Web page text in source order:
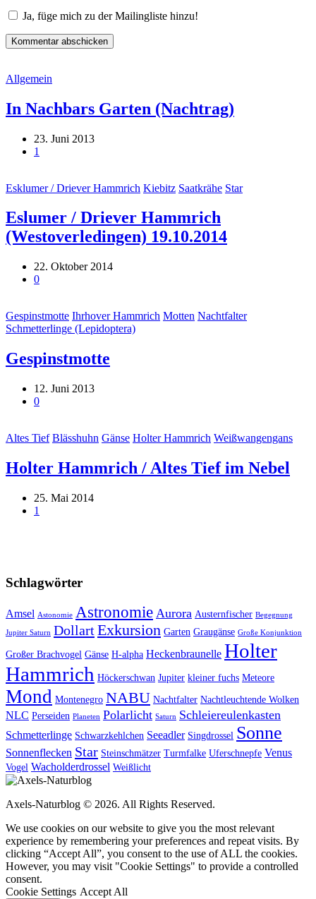
Ja, füge mich zu der Mailingliste hinzu!
Allgemein
In Nachbars Garten (Nachtrag)
23. Juni 2013
1
Esklumer / Driever Hammrich Kiebitz Saatkrähe Star
Eslumer / Driever Hammrich
(Westoverledingen) 19.10.2014
22. Oktober 2014
0
Gespinstmotte Ihrhover Hammrich Motten Nachtfalter
Schmetterlinge (Lepidoptera)
Gespinstmotte
12. Juni 2013
0
Altes Tief Blässhuhn Gänse Holter Hammrich Weißwangengans
Holter Hammrich / Altes Tief im Nebel
25. Mai 2014
1
Schlagwörter
Amsel Astonomie Astronomie Aurora Austernfischer Begegnung
Jupiter Saturn DollartExkursion Garten Graugänse Große Konjunktion
Großer Brachvogel Gänse H-alpha Heckenbraunelle Holter
Hammrich Höckerschwan Jupiter kleiner fuchs Meteore
Mond Montenegro NABU Nachtfalter Nachtleuchtende Wolken
NLC Perseiden Planeten Polarlicht Saturn Schleiereulenkasten
Schmetterlinge Schwarzkehlchen Seeadler Singdrossel Sonne
Sonnenflecken Star Steinschmätzer Turmfalke Uferschnepfe Venus
Vogel Wacholderdrossel Weißlicht
Axels-Naturblog © 2026. All Rights Reserved.
We use cookies on our website to give you the most relevant
experience by remembering your preferences and repeat visits. By
clicking “Accept All”, you consent to the use of ALL the cookies.
However, you may visit "Cookie Settings" to provide a controlled
consent.
Cookie Settings Accept All